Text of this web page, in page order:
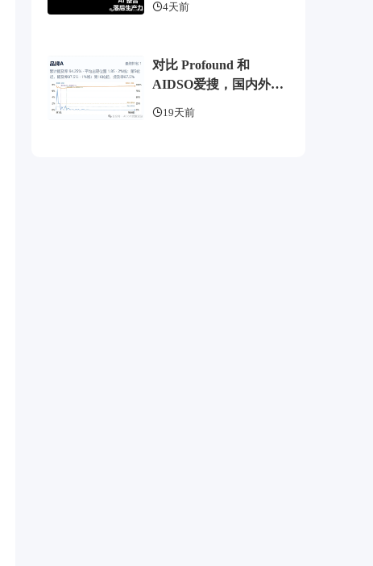
4天前
对比 Profound 和
AIDSO爱搜，国内外
19天前